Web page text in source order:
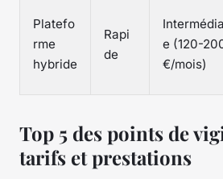
Platefo
rme
hybride
Rapi
de
e (120-
€/mois)
Top 5 des points de
tarifs et prestations